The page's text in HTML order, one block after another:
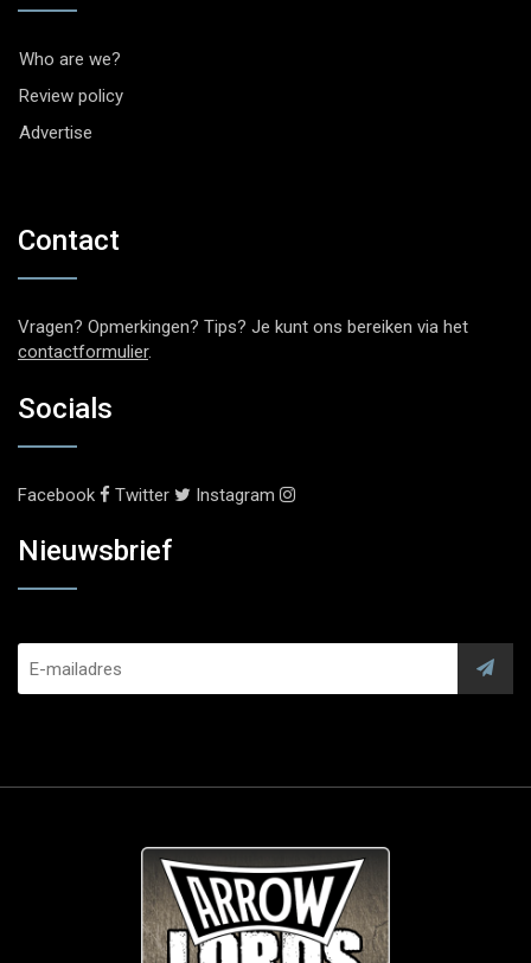
Who are we?
Review policy
Advertise
Contact
Vragen? Opmerkingen? Tips? Je kunt ons bereiken via het
contactformulier.
Socials
Facebook Twitter Instagram
Nieuwsbrief